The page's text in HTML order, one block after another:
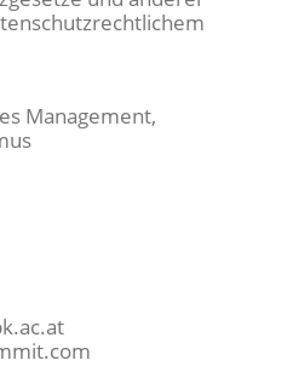
Management,